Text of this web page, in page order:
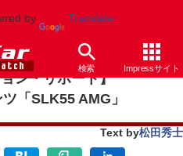
by Translate
検索 Impressサイト
ン・リポート】
「SLK55 AMG」
Text by松田秀士